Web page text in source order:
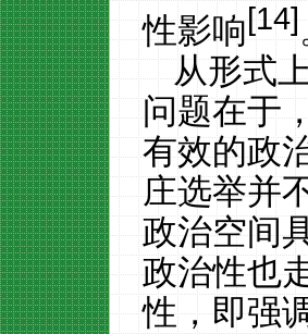
性影响[14]
从形式
问题在于
有效的政
庄选举并
政治空间
政治性也
性，即强